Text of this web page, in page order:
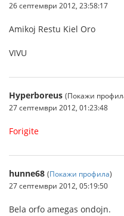
26 септември 2012, 23:58:17
Amikoj Restu Kiel Oro
VIVU
Hyperboreus (Покажи
27 септември 2012, 01:23:48
Forigite
hunne68 (Покажи профила)
27 септември 2012, 05:19:50
Bela orfo amegas ondojn.